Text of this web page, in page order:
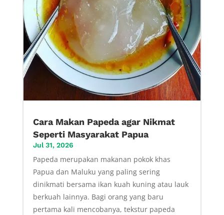
Cara Makan Papeda agar Nikmat
Seperti Masyarakat Papua
Jul 31, 2026
Papeda merupakan makanan pokok khas
Papua dan Maluku yang paling sering
dinikmati bersama ikan kuah kuning atau lauk
berkuah lainnya. Bagi orang yang baru
pertama kali mencobanya, tekstur papeda